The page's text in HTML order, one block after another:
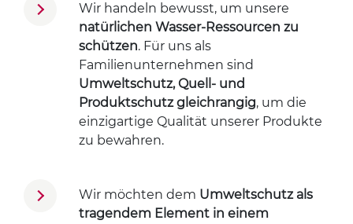
Wir handeln bewusst, um unsere
natürlichen Wasser-Ressourcen zu
schützen. Für uns als
Familienunternehmen sind
Umweltschutz, Quell- und
Produktschutz gleichrangig, um die
einzigartige Qualität unserer Produkte
zu bewahren.
Wir möchten dem Umweltschutz als
tragendem Element in einem